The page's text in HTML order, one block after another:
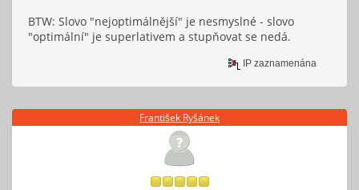
BTW: Slovo "nejoptimálnější" je nesmyslné - slovo
"optimální" je superlativem a stupňovat se nedá.
IP zaznamenána
František Ryšánek